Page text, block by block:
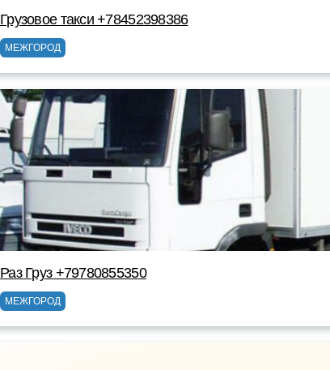
Грузовое такси +78452398386
МЕЖГОРОД
Раз Груз +79780855350
МЕЖГОРОД